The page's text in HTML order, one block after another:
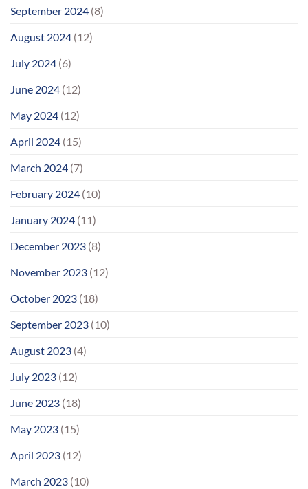
September 2024 (8)
August 2024 (12)
July 2024 (6)
June 2024 (12)
May 2024 (12)
April 2024 (15)
March 2024 (7)
February 2024 (10)
January 2024 (11)
December 2023 (8)
November 2023 (12)
October 2023 (18)
September 2023 (10)
August 2023 (4)
July 2023 (12)
June 2023 (18)
May 2023 (15)
April 2023 (12)
March 2023 (10)